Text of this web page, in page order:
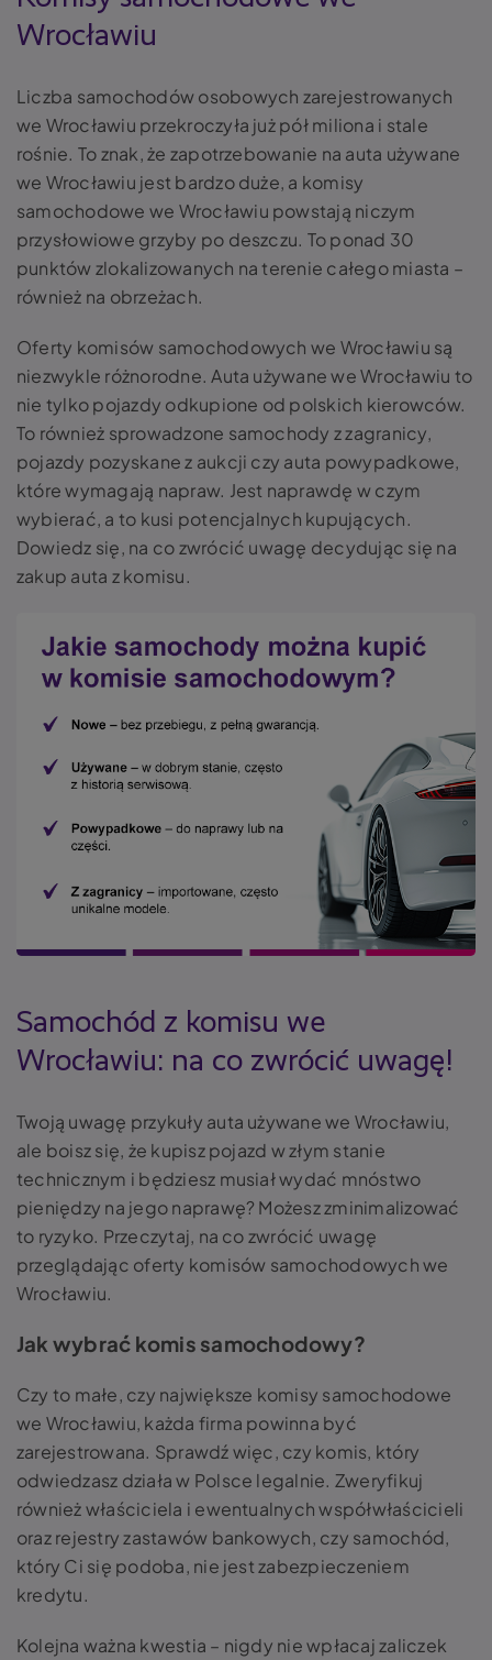
Wrocławiu
Liczba samochodów osobowych zarejestrowanych
we Wrocławiu przekroczyła już pół miliona i stale
rośnie. To znak, że zapotrzebowanie na auta używane
we Wrocławiu jest bardzo duże, a komisy
samochodowe we Wrocławiu powstają niczym
przysłowiowe grzyby po deszczu. To ponad 30
punktów zlokalizowanych na terenie całego miasta –
również na obrzeżach.
Oferty komisów samochodowych we Wrocławiu są
niezwykle różnorodne. Auta używane we Wrocławiu to
nie tylko pojazdy odkupione od polskich kierowców.
To również sprowadzone samochody z zagranicy,
pojazdy pozyskane z aukcji czy auta powypadkowe,
które wymagają napraw. Jest naprawdę w czym
wybierać, a to kusi potencjalnych kupujących.
Dowiedz się, na co zwrócić uwagę decydując się na
zakup auta z komisu.
Samochód z komisu we
Wrocławiu: na co zwrócić uwagę!
Twoją uwagę przykuły auta używane we Wrocławiu,
ale boisz się, że kupisz pojazd w złym stanie
technicznym i będziesz musiał wydać mnóstwo
pieniędzy na jego naprawę? Możesz zminimalizować
to ryzyko. Przeczytaj, na co zwrócić uwagę
przeglądając oferty komisów samochodowych we
Wrocławiu.
Jak wybrać komis samochodowy?
Czy to małe, czy największe komisy samochodowe
we Wrocławiu, każda firma powinna być
zarejestrowana. Sprawdź więc, czy komis, który
odwiedzasz działa w Polsce legalnie. Zweryfikuj
również właściciela i ewentualnych współwłaścicieli
oraz rejestry zastawów bankowych, czy samochód,
który Ci się podoba, nie jest zabezpieczeniem
kredytu.
Kolejna ważna kwestia – nigdy nie wpłacaj zaliczek